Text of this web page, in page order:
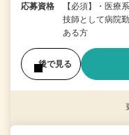
応募資格
【必須】・医療
技師として病院
ある方
後で見る